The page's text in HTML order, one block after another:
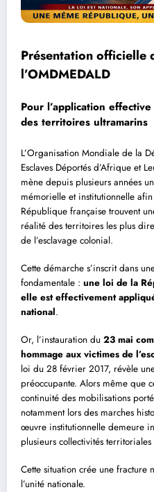
Présentation officielle
l’OMDMEDALD
Pour l’application
des territoires ultramarins
L’Organisation Mondiale de la
Esclaves Déportés d’Afrique et
mène depuis plusieurs années
mémorielle et institutionnelle
République française trouvent
réalité des territoires les plus
de l’esclavage colonial.
Cette démarche s’inscrit dans
fondamentale : une loi de la
elle est effectivement
national.
Or, l’instauration du 23 mai
hommage aux victimes de
loi du 28 février 2017, révèle
préoccupante. Alors même que
continuité des mobilisations
notamment lors des marches
œuvre institutionnelle demeure
plusieurs collectivités territoriales
Cette situation crée une
l’unité nationale.